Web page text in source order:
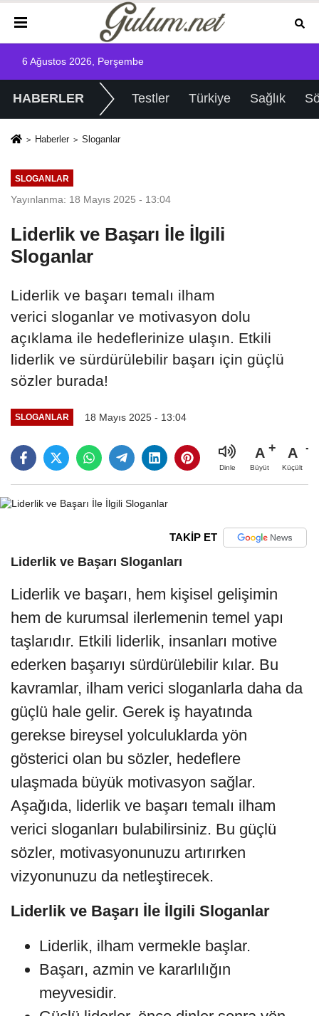
6 Ağustos 2026, Perşembe
HABERLER Testler Türkiye Sağlık
Haberler Sloganlar
SLOGANLAR
Yayınlanma: 18 Mayıs 2025 - 13:04
Liderlik ve Başarı İle İlgili
Sloganlar
Liderlik ve başarı temalı ilham
verici sloganlar ve motivasyon dolu
açıklama ile hedeflerinize ulaşın. Etkili
liderlik ve sürdürülebilir başarı için güçlü
sözler burada!
SLOGANLAR 18 Mayıs 2025 - 13:04
Dinle
A
Büyüt
A
Küçült
TAKİP ET
Liderlik ve Başarı Sloganları
Liderlik ve başarı, hem kişisel gelişimin
hem de kurumsal ilerlemenin temel yapı
taşlarıdır. Etkili liderlik, insanları motive
ederken başarıyı sürdürülebilir kılar. Bu
kavramlar, ilham verici sloganlarla daha da
güçlü hale gelir. Gerek iş hayatında
gerekse bireysel yolculuklarda yön
gösterici olan bu sözler, hedeflere
ulaşmada büyük motivasyon sağlar.
Aşağıda, liderlik ve başarı temalı ilham
verici sloganları bulabilirsiniz. Bu güçlü
sözler, motivasyonunuzu artırırken
vizyonunuzu da netleştirecek.
Liderlik ve Başarı İle İlgili Sloganlar
Liderlik, ilham vermekle başlar.
Başarı, azmin ve kararlılığın
meyvesidir.